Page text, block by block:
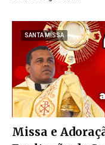
SANTA MISSA
Missa e